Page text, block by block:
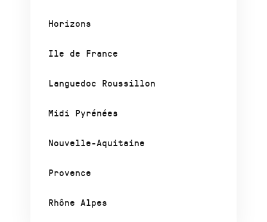
Horizons
Ile de France
Languedoc Roussillon
Midi Pyrénées
Nouvelle-Aquitaine
Provence
Rhône Alpes